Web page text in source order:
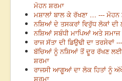
ਮੋਹਨ ਸ਼ਰਮਾ
ਮਸ਼ਾਲਾਂ ਬਾਲ ਕੇ ਰੱਖਣਾ … --- ਮੋਹਨ
ਨਸ਼ਿਆਂ ਦੇ ਤਸਕਰਾਂ ਵਿਰੁੱਧ ਲੋਕਾਂ ਦੀ
ਨਸ਼ਿਆਂ ਸਬੰਧੀ ਮਾਪਿਆਂ ਅਤੇ ਸਮਾਜ
ਰਾਜ ਸੱਤਾ ਦੀ ਡਿਉਢੀ ਦਾ ਤਰਸੇਵਾਂ
ਬੱਚਿਆਂ ਨੂੰ ਨਸ਼ਿਆਂ ਤੋਂ ਦੂਰ ਰੱਖਣ ਲਈ
ਸ਼ਰਮਾ
ਰਾਜਸੀ ਆਗੂਆਂ ਦਾ ਲੋਕ ਹਿਤਾਂ ਨੂੰ
ਸ਼ਰਮਾ